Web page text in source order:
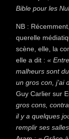
Bible pour les
NB :
querelle
scène, elle, la
elle a dit :«
malheurs sont
un gros con, j’ai
Guy Carlier sur
gros cons,
il y a quelques
remplir ses